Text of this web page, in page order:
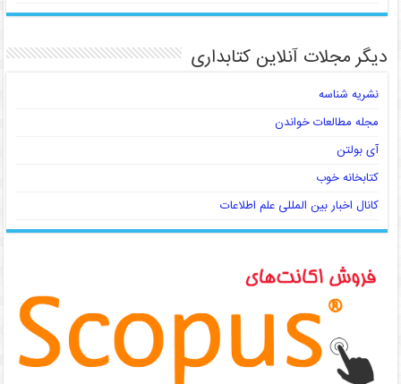
دیگر مجلات آنلاین کتابداری
نشریه شناسه
مجله مطالعات خواندن
آی بولتن
کتابخانه خوب
کانال اخبار بین المللی علم اطلاعات